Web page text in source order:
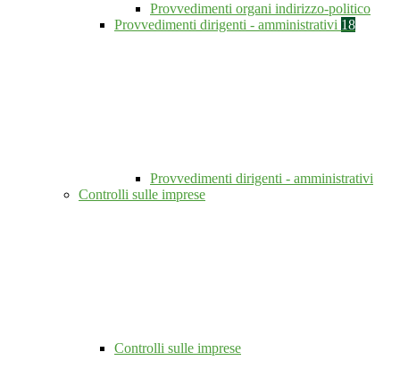
Provvedimenti organi indirizzo-politico
Provvedimenti dirigenti - amministrativi 18
Provvedimenti dirigenti - amministrativi
Controlli sulle imprese
Controlli sulle imprese